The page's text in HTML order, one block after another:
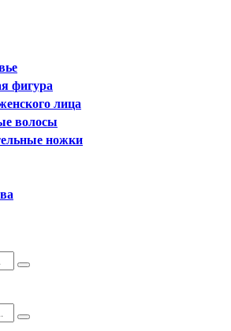
фигура
лица
волосы
ножки
Поиск
Поиск